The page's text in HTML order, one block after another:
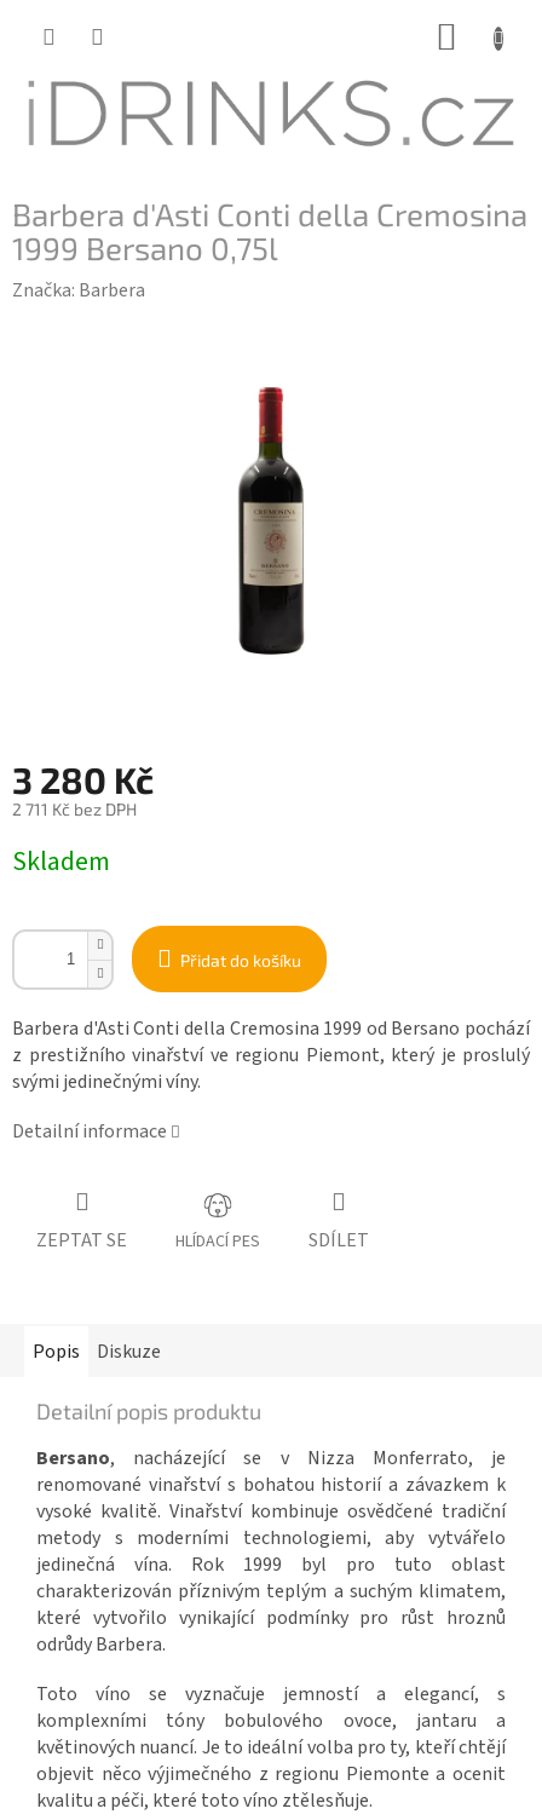
Barbera d'Asti Conti della Cremosina
1999 Bersano 0,75l
Značka: Barbera
3 280 Kč
2 711 Kč bez DPH
cena:
Skladem
Přidat do košíku
Barbera d'Asti Conti della Cremosina 1999 od Bersano pochází
z prestižního vinařství ve regionu Piemont, který je proslulý
svými jedinečnými víny.
Detailní informace
ZEPTAT SE HLÍDACÍ PES SDÍLET
Popis Diskuze
Detailní popis produktu
Bersano, nacházející se v Nizza Monferrato, je
renomované vinařství s bohatou historií a závazkem k
vysoké kvalitě. Vinařství kombinuje osvědčené tradiční
metody s moderními technologiemi, aby vytvářelo
jedinečná vína. Rok 1999 byl pro tuto oblast
charakterizován příznivým teplým a suchým klimatem,
které vytvořilo vynikající podmínky pro růst hroznů
odrůdy Barbera.
Toto víno se vyznačuje jemností a elegancí, s
komplexními tóny bobulového ovoce, jantaru a
květinových nuancí. Je to ideální volba pro ty, kteří chtějí
objevit něco výjimečného z regionu Piemonte a ocenit
kvalitu a péči, které toto víno ztělesňuje.